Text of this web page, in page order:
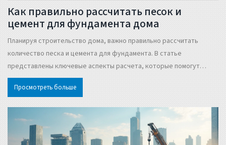
Как правильно рассчитать песок и
цемент для фундамента дома
Планируя строительство дома, важно правильно рассчитать
количество песка и цемента для фундамента. В статье
представлены ключевые аспекты расчета, которые помогут
справиться с задачей. Расскажем, как определить пропорции,
выбрать материалы и избежать распространённых ошибок.
Просмотреть больше